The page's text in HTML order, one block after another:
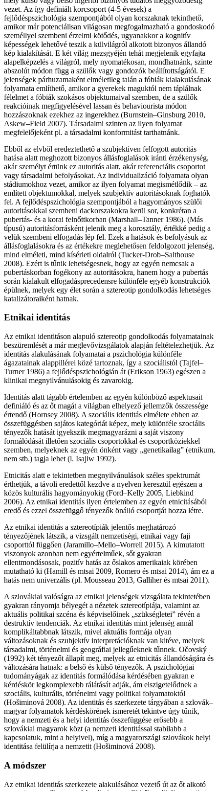
vezet. Az így definiált korcsoport (4-5 évesek) a
fejlődéspszichológia szempontjából olyan korszaknak tekinthető,
amikor már potenciálisan világosan megfogalmazható a gondoskodó
személlyel szembeni érzelmi kötődés, ugyanakkor a kognitív
képességek lehetővé teszik a külvilágról alkotott bizonyos állandó
kép kialakítását. E két világ mezsgyéjén tehát megjelenik egyfajta
alapelképzelés a világról, mely nyomatékosan, mondhatnánk, szinte
abszolút módon függ a szülők vagy gondozók beállítottságától. E
jelenségek párhuzamaként elméletileg talán a fóbiák kialakulásának
folyamata említhető, amikor a gyerekek maguktól nem táplálnak
félelmet a fóbiák szokásos objektumaival szemben, de a szülők
reakcióinak megfigyelésével lassan és behaviourista módon
hozzászoknak ezekhez az ingerekhez (Burnstein–Ginsburg 2010,
Askew–Field 2007). Társadalmi szinten az ilyen folyamat
megfelelőjeként pl. a társadalmi konformitást tarthatnánk.
Ebből az elvből eredeztethető a szubjektíven felfogott autoritás
hatása alatt meghozott bizonyos állásfoglalások iránti érzékenység,
akár személyt értünk ez autoritás alatt, akár referenciális csoportot
vagy társadalmi befolyásokat. Az individualizáció folyamata olyan
stádiumokhoz vezet, amikor az ilyen folyamat megismétlődik – az
említett objektumokkal, melyek szubjektív autoritásoknak foghatók
fel. A fejlődéspszichológia szempontjából a hagyományos szülői
autoritásokkal szembeni dackorszakokra kerül sor, konkrétan a
pubertás- és a korai felnőttkorban (Marshall–Tanner 1986). (Más
típusú) autoritásforrásként jelenik meg a korosztály, értékké pedig a
velük szembeni elfogadás lép fel. Ezek a hatások és befolyásuk az
állásfoglalásokra és az értékekre meglehetősen feldolgozott jelenség,
mind elméleti, mind kísérleti oldalról (Tucker-Drob–Salthouse
2008). Ezért is tűnik lehetségesnek, hogy az egyén nemcsak a
pubertáskorban fogékony az autoritásokra, hanem hogy a pubertás
során kialakult elfogadásprecedensre különféle egyéb konstrukciók
épülnek, melyek egy élet során a sztereotip gondolkodás lehetséges
katalizátoraiként hatnak.
Etnikai identitás
Az etnikai identitáson alapuló sztereotip gondolkodás folyamatainak
beszüremlését a már meglevővizsgálatok alapján feltételezhetjük. Az
identitás alakulásának folyamatai a pszichológia különféle
ágazatainak alappillérei közé tartoznak, így a szociálistól (Tajfel–
Turner 1986) a fejlődéspszichológián át (Erikson 1963) egészen a
klinikai megnyilvánulásokig és zavarokig.
Identitás alatt tágabb értelemben az egyén különböző aspektusait
definiáló és az őt magát a világban elhelyező jellemzők összessége
értendő (Hornsey 2008). A szociális identitás elmélete ebben az
összefüggésben sajátos kategóriát képez, mely különféle szociális
tényezők hatását igyekszik megmagyarázni a saját viszony
formálódását illetően szociális csoportokkal és csoportköziekkel
szemben, melyeknek az egyén önként vagy „genetikailag” (etnikum,
nem stb.) tagja lehet (l. Isajiw 1992).
Etnicitás alatt e tekintetben megnyilvánulások széles spektrumát
érthetjük, a távoli eredettől kezdve a nyelven keresztül egészen a
közös kulturális hagyományokig (Ford–Kelly 2005, Liebkind
2006). Az etnikai identitás ilyen értelemben az egyén etnicitásából
eredő és ezzel összefüggő tényezők önálló csoportját hozza létre.
Az etnikai identitás a sztereotípiák jelentős meghatározó
tényezőjének látszik, a vizsgált nemzetiségi, etnikai vagy faji
csoporttól függően (Jaramillo–Mello–Worrell 2015). A kimutatott
viszonyok azonban nem egyértelműek, sőt gyakran
ellentmondásosak, pozitív hatás az őslakos amerikaiak körében
mutatható ki (Hamill és mtsai 2009, Romero és mtsai 2014), ám ez a
hatás nem univerzális (pl. Mousseau 2013, Galliher és mtsai 2011).
A szlovákiai valóságra az etnikai jelenségek vizsgálata tekintetében
gyakran rányomja bélyegét a nézetek sztereotípiája, valamint az
aktuális politikai szcéna és képviselőinek „szükségletei” révén a
destruktív tendenciák. Az etnikai identitás mint jelenség annál
komplikáltabbnak látszik, mivel aktuális formája olyan
változásoknak és szubjektív interpretációknak van kitéve, melyek
társadalmi, történelmi és geográfiai jellegűeknek tűnnek. Očovský
(1992) két tényezőt állapít meg, melyek az etnicitás állandóságára és
változására hatnak: a belső és külső tényezők. A pszichológiai
tudományágak az identitás formálódása kérdésében gyakran e
kérdéskör legkomplexebb rálátását adják, ám elszigetelődnek a
szociális, kulturális, történelmi vagy politikai folyamatoktól
(Hošiminová 2008). Az identitás és szerkezete tárgyában a szlovák–
magyar folyamatok kérdéskörének ismeretét tekintve úgy tűnik,
hogy a nemzeti és a helyi identitás összefüggése erősebb a
szlovákiai magyarok közt (a nemzeti identitással stabilabb a
kapcsolatuk, mint a helyivel), míg a magyarországi szlovákok helyi
identitása felülírja a nemzetit (Hošiminová 2008).
A módszer
Az etnikai identitás szerkezete alakulásához vezető út az őt alkotó